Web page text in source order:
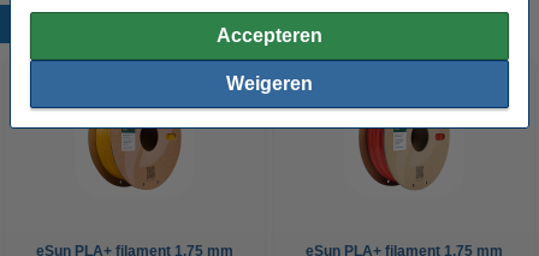
Accepteren
Weigeren
Populaire producten
eSun PLA+ filament 1,75 mm
eSun PLA+ filament 1,75 mm